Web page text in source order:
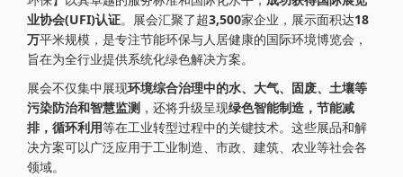
业协会(UFI)认证。展会汇聚了超3,500家企业，展示面积达18
万平米规模，是专注节能环保与人居健康的国际环境博览会，
旨在为全行业提供系统化绿色解决方案。
展会不仅集中展现环境综合治理中的水、大气、固废、土壤等
污染防治和智慧监测 ，还将升级呈现绿色智能制造，节能减
排，循环利用等在工业转型过程中的关键技术。这些展品和解
决方案可以广泛应用于工业制造、市政、建筑、农业等社会各
领域。